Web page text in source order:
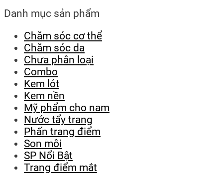
Danh mục sản phẩm
Chăm sóc cơ thể
Chăm sóc da
Chưa phân loại
Combo
Kem lót
Kem nền
Mỹ phẩm cho nam
Nước tẩy trang
Phấn trang điểm
Son môi
SP Nổi Bật
Trang điểm mắt